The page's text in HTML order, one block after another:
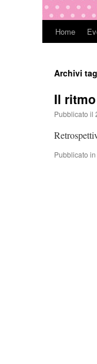
Vai
contenuto
Home
Archivi
Il
Pubblicato il
Pubblicato in